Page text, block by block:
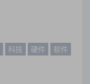
科技 硬件
软件